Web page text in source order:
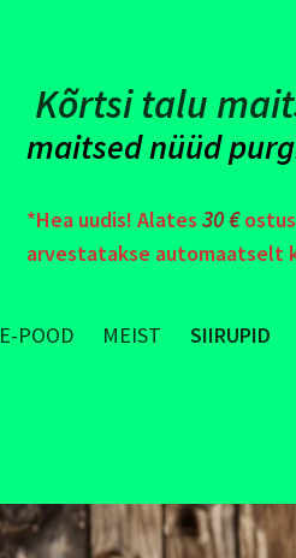
Kõrtsi talu
maitsed nüüd
*Hea uudis! Alates 30 €
arvestatakse automaatselt
E-POOD MEIST SIIRUPID